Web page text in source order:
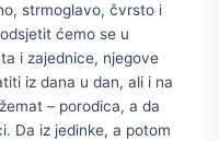
strmoglavo, čvrsto i
ćemo se u
i zajednice, njegove
iz dana u dan, ali i na
– porodica, a da
Da iz jedinke, a potom